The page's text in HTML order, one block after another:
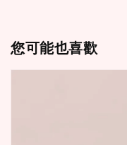
您可能也喜歡